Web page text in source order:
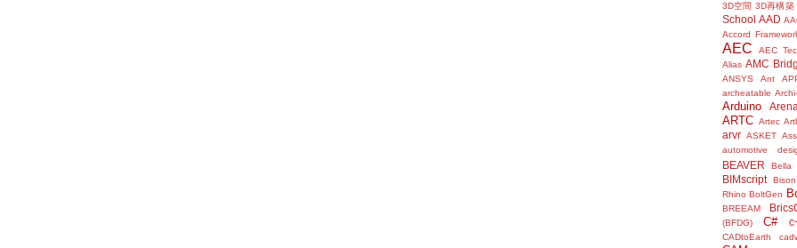
3D空間 3D再構築
School AAD
Accord
AEC
AEC
Alias AMC
ANSYS Ant
archeatable
Arduino
ARTC Artec
arvr ASKET
automotive
BEAVER Bella
BIMscript
Bison
Rhino BoltGen
BREEAM
(BFDG) C#
CADtoEarth